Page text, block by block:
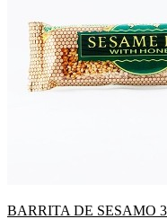
BARRITA DE SESAMO